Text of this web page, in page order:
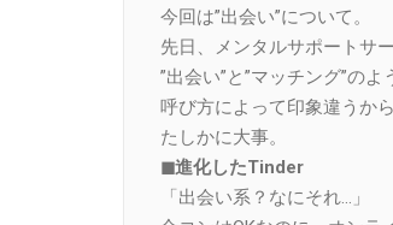
今回は”出会い”について。
先日、メンタルサポートサ
”出会い”と”マッチング”のよ
呼び方によって印象違うか
たしかに大事。
◼︎進化したTinder
「出会い系？なにそれ…」